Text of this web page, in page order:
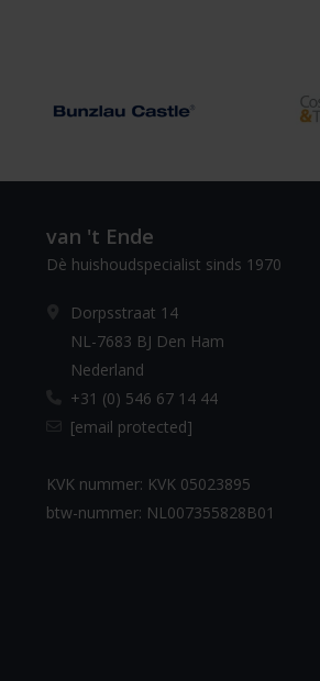
van 't Ende
Dè huishoudspecialist sinds 1970
Dorpsstraat 14
NL-7683 BJ Den Ham
Nederland
+31 (0) 546 67 14 44
[email protected]
KVK nummer: KVK 05023895
btw-nummer: NL007355828B01